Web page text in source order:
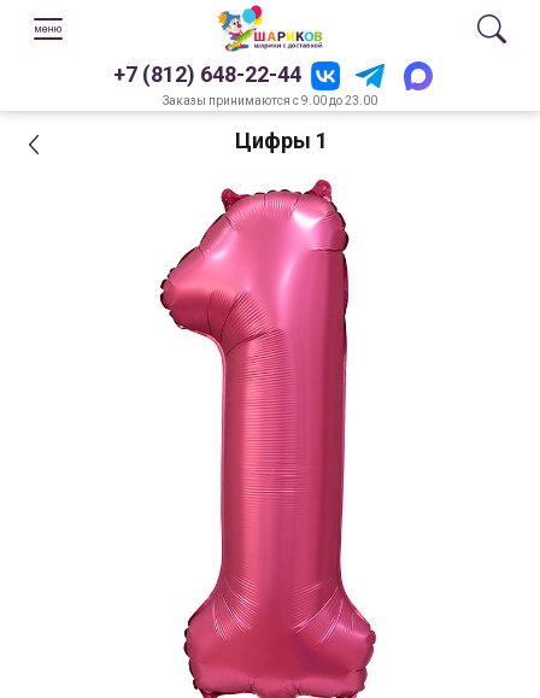
+7 (812) 648-22-44
Заказы принимаются с 9.00 до 23.00
Цифры 1